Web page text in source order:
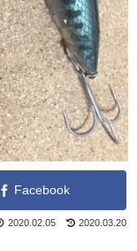
Facebook
2020.03.20
2020.02.05